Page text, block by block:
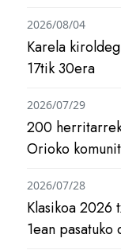
Karela
17tik 30era
2026/08/04
200
Orioko
2026/07/29
Klasikoa
1ean
2026/07/28